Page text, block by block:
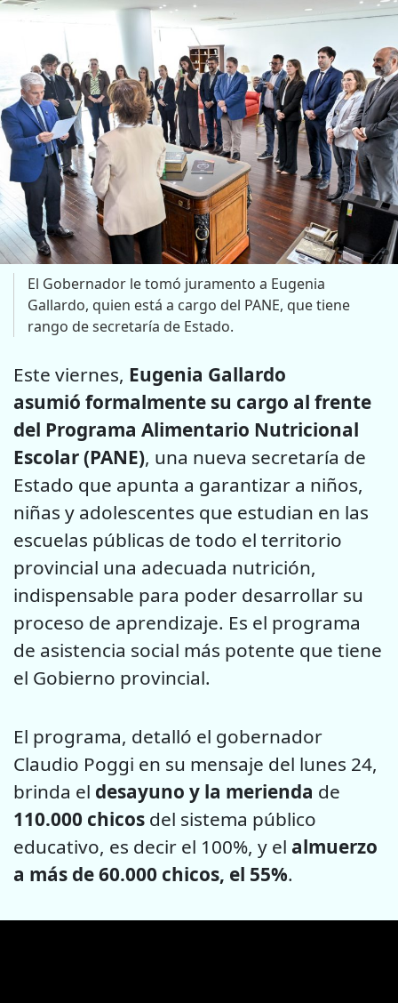
El Gobernador le tomó juramento a Eugenia
Gallardo, quien está a cargo del PANE, que tiene
rango de secretaría de Estado.
Este viernes, Eugenia Gallardo
asumió formalmente su cargo al frente
del Programa Alimentario Nutricional
Escolar (PANE), una nueva secretaría de
Estado que apunta a garantizar a niños,
niñas y adolescentes que estudian en las
escuelas públicas de todo el territorio
provincial una adecuada nutrición,
indispensable para poder desarrollar su
proceso de aprendizaje. Es el programa
de asistencia social más potente que tiene
el Gobierno provincial.
El programa, detalló el gobernador
Claudio Poggi en su mensaje del lunes 24,
brinda el desayuno y la merienda de
110.000 chicos del sistema público
educativo, es decir el 100%, y el almuerzo
a más de 60.000 chicos, el 55%.